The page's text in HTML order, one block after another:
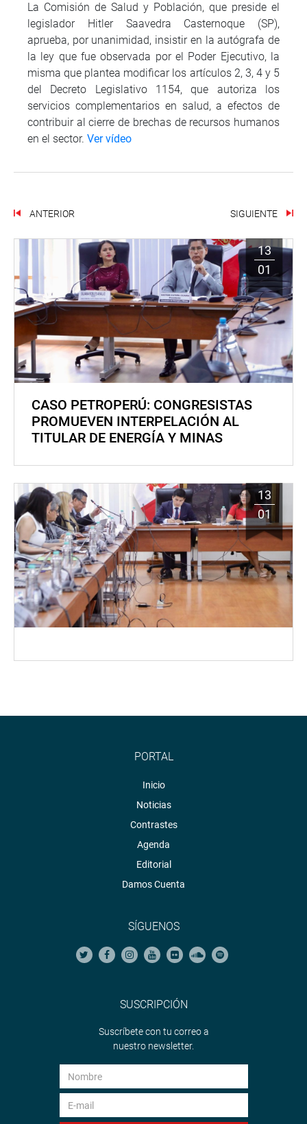
La Comisión de Salud y Población, que preside el
legislador Hitler Saavedra Casternoque (SP),
aprueba, por unanimidad, insistir en la autógrafa de
la ley que fue observada por el Poder Ejecutivo, la
misma que plantea modificar los artículos 2, 3, 4 y 5
del Decreto Legislativo 1154, que autoriza los
servicios complementarios en salud, a efectos de
contribuir al cierre de brechas de recursos humanos
en el sector. Ver vídeo
ANTERIOR SIGUIENTE
13
01
CASO PETROPERÚ: CONGRESISTAS
PROMUEVEN INTERPELACIÓN AL
TITULAR DE ENERGÍA Y MINAS
13
01
PORTAL
Inicio
Noticias
Contrastes
Agenda
Editorial
Damos Cuenta
SÍGUENOS
SUSCRIPCIÓN
Suscríbete con tu correo a
nuestro newsletter.